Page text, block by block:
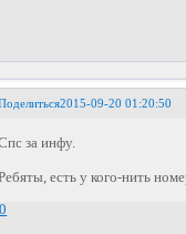
2015-09-20 01:20:50
за инфу.
есть у кого-нить
0